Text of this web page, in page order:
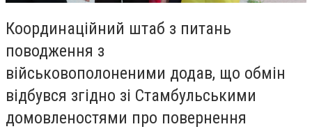
Координаційний штаб з питань
поводження з
військовополоненими додав, що обмін
відбувся згідно зі Стамбульськими
домовленостями про повернення